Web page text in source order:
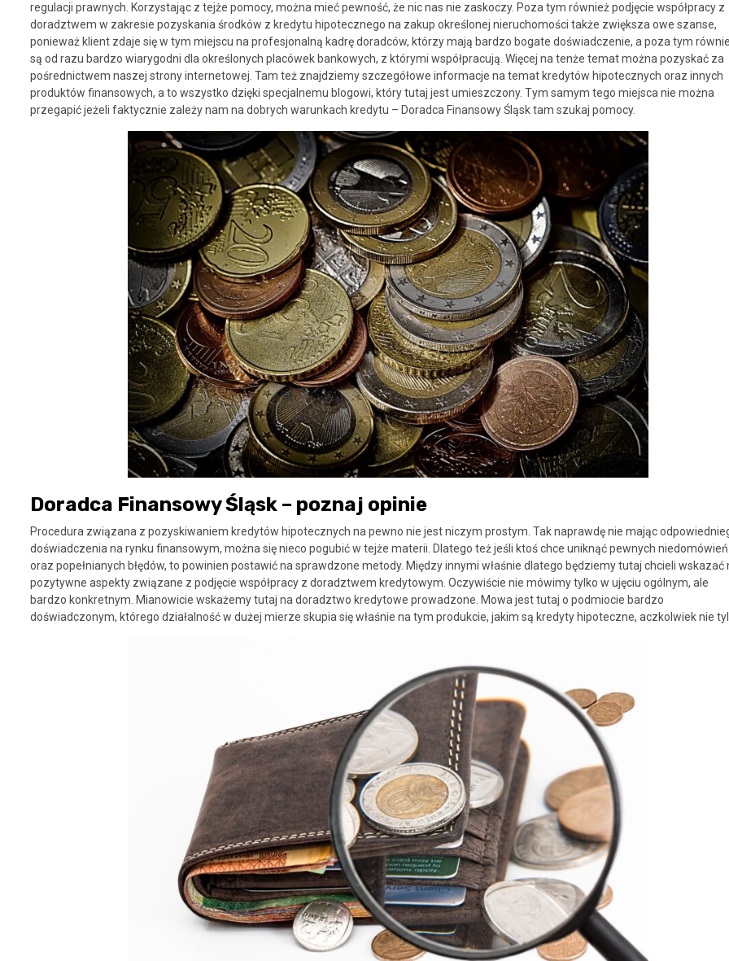
regulacji prawnych. Korzystając z tejże pomocy, można mieć pewność, że nic nas nie zaskoczy. Poza tym również podjęcie współpracy z
doradztwem w zakresie pozyskania środków z kredytu hipotecznego na zakup określonej nieruchomości także zwiększa owe szanse,
ponieważ klient zdaje się w tym miejscu na profesjonalną kadrę doradców, którzy mają bardzo bogate doświadczenie, a poza tym
są od razu bardzo wiarygodni dla określonych placówek bankowych, z którymi współpracują. Więcej na tenże temat można pozyskać za
pośrednictwem naszej strony internetowej. Tam też znajdziemy szczegółowe informacje na temat kredytów hipotecznych oraz innych
produktów finansowych, a to wszystko dzięki specjalnemu blogowi, który tutaj jest umieszczony. Tym samym tego miejsca nie można
przegapić jeżeli faktycznie zależy nam na dobrych warunkach kredytu – Doradca Finansowy Śląsk tam szukaj pomocy.
Doradca Finansowy Śląsk – poznaj opinie
Procedura związana z pozyskiwaniem kredytów hipotecznych na pewno nie jest niczym prostym. Tak naprawdę nie mając
doświadczenia na rynku finansowym, można się nieco pogubić w tejże materii. Dlatego też jeśli ktoś chce uniknąć pewnych niedomówień
oraz popełnianych błędów, to powinien postawić na sprawdzone metody. Między innymi właśnie dlatego będziemy tutaj chcieli wskazać
pozytywne aspekty związane z podjęcie współpracy z doradztwem kredytowym. Oczywiście nie mówimy tylko w ujęciu ogólnym, ale
bardzo konkretnym. Mianowicie wskażemy tutaj na doradztwo kredytowe prowadzone. Mowa jest tutaj o podmiocie bardzo
doświadczonym, którego działalność w dużej mierze skupia się właśnie na tym produkcie, jakim są kredyty hipoteczne, aczkolwiek nie